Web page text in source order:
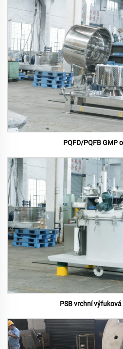
PQFD/PQFB GMP
PSB vrchní